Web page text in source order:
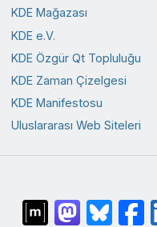
KDE Mağazası
KDE e.V.
KDE Özgür Qt Topluluğu
KDE Zaman Çizelgesi
KDE Manifestosu
Uluslararası Web Siteleri